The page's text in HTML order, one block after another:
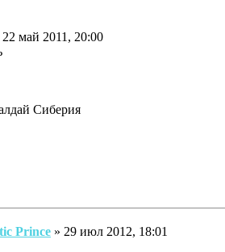
22 май 2011, 20:00
Сиберия
Prince » 29 июл 2012, 18:01